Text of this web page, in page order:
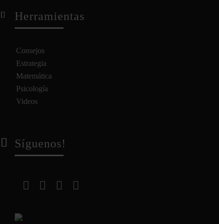
Herramientas
Consejos
Estrategia
Matemática
Psicología
Videos
Síguenos!